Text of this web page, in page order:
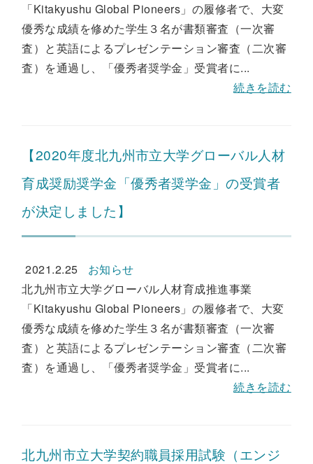
「Kitakyushu Global Pioneers」の履修者で、大変
優秀な成績を修めた学生３名が書類審査（一次審
査）と英語によるプレゼンテーション審査（二次審
査）を通過し、「優秀者奨学金」受賞者に...
続きを読む
【2020年度北九州市立大学グローバル人材
育成奨励奨学金「優秀者奨学金」の受賞者
が決定しました】
2021.2.25
お知らせ
北九州市立大学グローバル人材育成推進事業
「Kitakyushu Global Pioneers」の履修者で、大変
優秀な成績を修めた学生３名が書類審査（一次審
査）と英語によるプレゼンテーション審査（二次審
査）を通過し、「優秀者奨学金」受賞者に...
続きを読む
北九州市立大学契約職員採用試験（エンジ